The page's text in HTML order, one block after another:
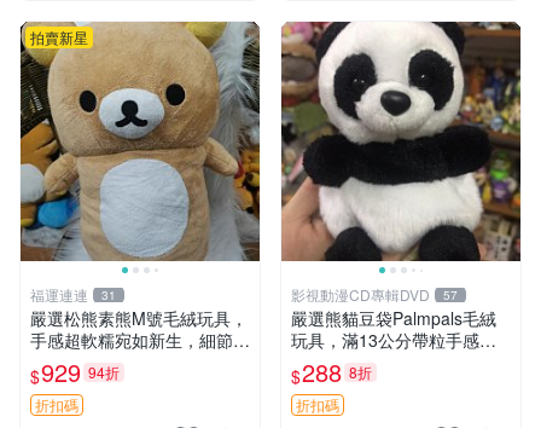
拍賣新星
福運連連 31
嚴選松熊素熊M號毛絨玩具，
手感超軟糯宛如新生，細節精
緻完美無瑕，推薦送禮或珍
藏，中古狀態保養得宜。 松
熊 素熊 毛絨doll
$929 94折
折扣碼
影視動漫CD專輯DVD 57
嚴選熊貓豆袋Palmpals毛絨
玩具，滿13公分帶粒手感極
佳，電影主題周邊推薦 熊貓
Palmpals 毛絨玩具 豆袋 劇場
版周邊
$288 8折
折扣碼